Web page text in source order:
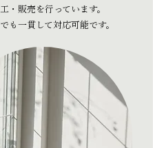
・販売を行っています。
も一貫して対応可能です。